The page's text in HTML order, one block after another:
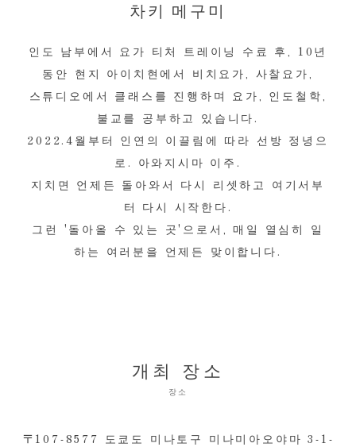
차키 메구미
인도 남부에서 요가 티처 트레이닝 수료 후, 10년
동안 현지 아이치현에서 비치요가, 사찰요가,
스튜디오에서 클래스를 진행하며 요가, 인도철학,
불교를 공부하고 있습니다.
2022.4월부터 인연의 이끌림에 따라 선방 정녕으
로. 아와지시마 이주.
지치면 언제든 돌아와서 다시 리셋하고 여기서부
터 다시 시작한다.
그런 '돌아올 수 있는 곳'으로서, 매일 열심히 일
하는 여러분을 언제든 맞이합니다.
개최 장소
장소
〒107-8577 도쿄도 미나토구 미나미아오야마 3-1-